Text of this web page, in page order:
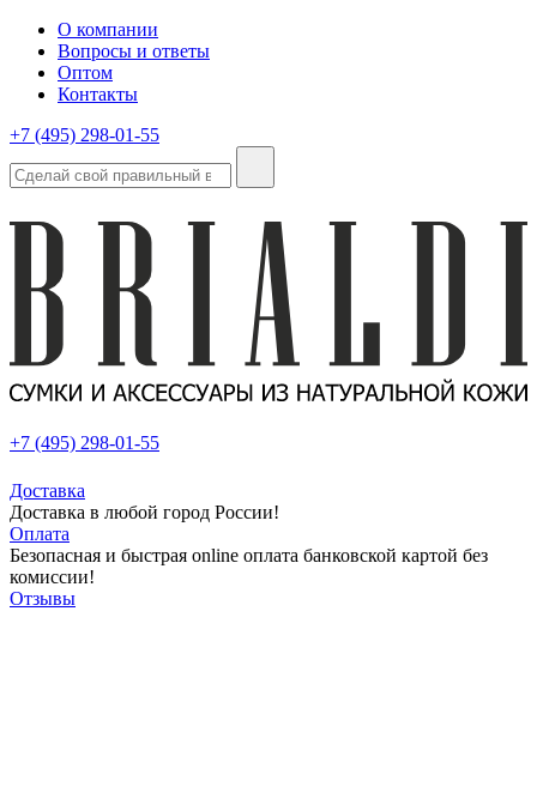
О компании
Вопросы и ответы
Оптом
Контакты
+7 (495) 298-01-55
+7 (495) 298-01-55
Доставка
Доставка в любой город России!
Оплата
Безопасная и быстрая online оплата банковской картой без
комиссии!
Отзывы